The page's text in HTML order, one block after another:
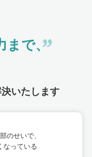
まで、
”
決いたします
のせいで、
なっている